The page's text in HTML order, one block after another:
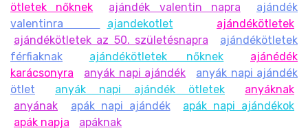
ötletek nőknek
ajándék valentin napra
ajándék
valentinra
ajandekotlet
ajándékötletek
ajándékötletek az 50. születésnapra
ajándékötletek
férfiaknak
ajándékötletek nőknek
ajánédék
karácsonyra
anyák napi ajándék
anyák napi ajándék
ötlet
anyák napi ajándék ötletek
anyáknak
anyának
apák napi ajándék
apák napi ajándékok
apák napja
apáknak